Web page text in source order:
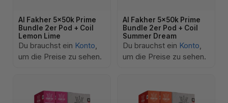
Al Fakher 5x50k Prime
Bundle 2er Pod + Coil
Lemon Lime
Du brauchst ein Konto,
um die Preise zu sehen.
Al Fakher 5x50k Prime
Bundle 2er Pod + Coil
Summer Dream
Du brauchst ein Konto,
um die Preise zu sehen.